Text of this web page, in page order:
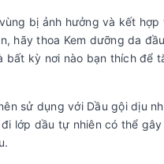
bị ảnh hưởng và kết hợp
hãy thoa Kem dưỡng da
kỳ nơi nào bạn thích để
sử dụng với Dầu gội dịu
lớp dầu tự nhiên có thể